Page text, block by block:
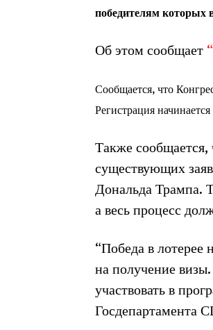
победителям которых
Об этом сообщает
Сообщается, что
Регистрация
Также сообщается,
существующих
Дональда Трампа.
а весь процесс
“Победа в лотерее
на получение визы.
участвовать в
Госдепартамента